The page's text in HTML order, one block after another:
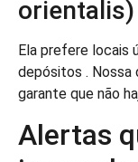
orientalis)
Ela prefere locais
depósitos . Nossa
garante que não
Alertas